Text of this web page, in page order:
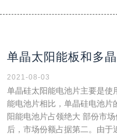
单晶太阳能板和多
2021-08-03
单晶硅太阳能电池片主要是使
能电池片相比，单晶硅电池片
阳能电池片占领绝大 部份市
后，市场份额占据第二。由